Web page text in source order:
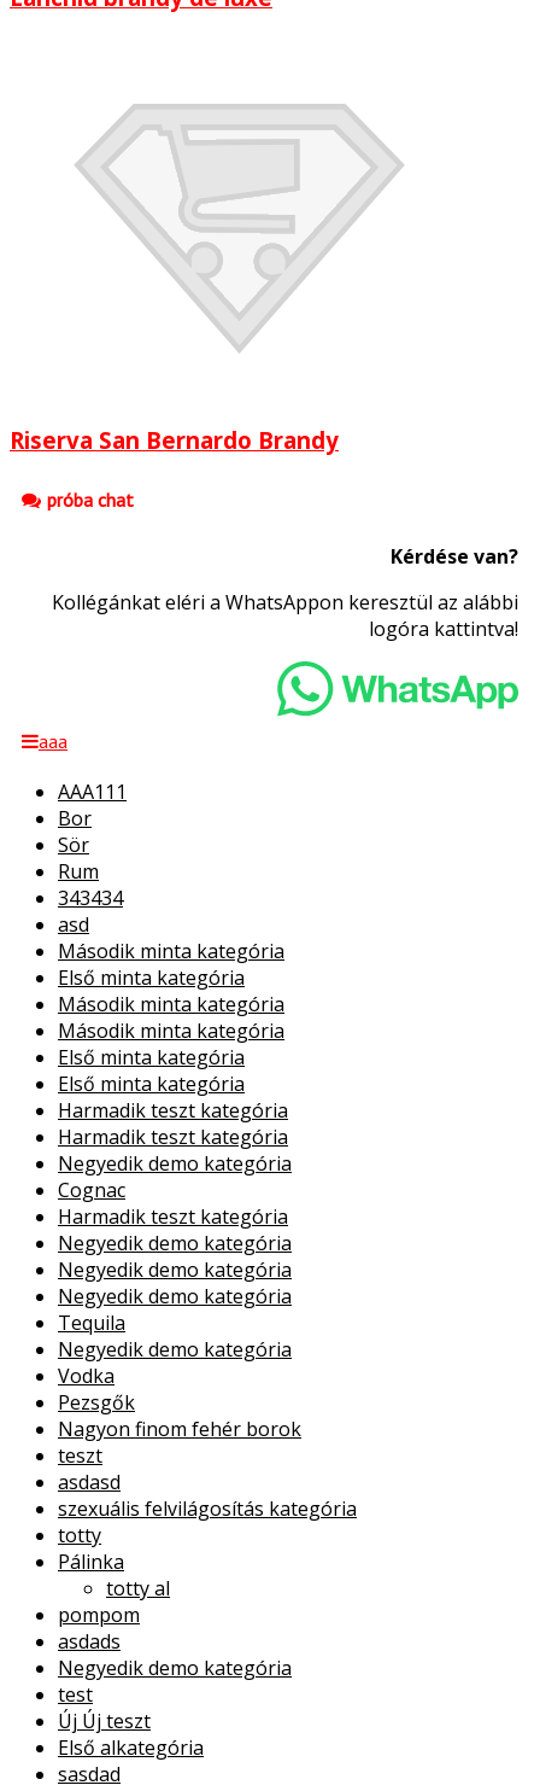
Riserva San Bernardo Brandy
próba chat
Kérdése van?
Kollégánkat eléri a WhatsAppon keresztül az alábbi
logóra kattintva!
aaa
AAA111
Bor
Sör
Rum
343434
asd
Második minta kategória
Első minta kategória
Második minta kategória
Második minta kategória
Első minta kategória
Első minta kategória
Harmadik teszt kategória
Harmadik teszt kategória
Negyedik demo kategória
Cognac
Harmadik teszt kategória
Negyedik demo kategória
Negyedik demo kategória
Negyedik demo kategória
Tequila
Negyedik demo kategória
Vodka
Pezsgők
Nagyon finom fehér borok
teszt
asdasd
szexuális felvilágosítás kategória
totty
Pálinka
totty al
pompom
asdads
Negyedik demo kategória
test
Új Új teszt
Első alkategória
sasdad